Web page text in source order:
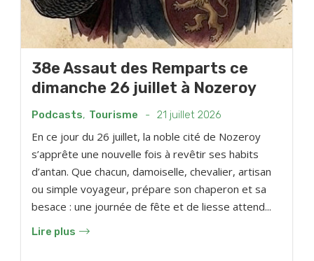
38e Assaut des Remparts ce
dimanche 26 juillet à Nozeroy
Podcasts, Tourisme - 21 juillet 2026
En ce jour du 26 juillet, la noble cité de Nozeroy
s’apprête une nouvelle fois à revêtir ses habits
d’antan. Que chacun, damoiselle, chevalier, artisan
ou simple voyageur, prépare son chaperon et sa
besace : une journée de fête et de liesse attend...
Lire plus